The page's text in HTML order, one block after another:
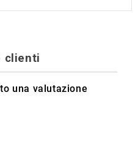
clienti
una valutazione